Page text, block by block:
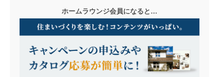
ホームラウンジ会員になると…